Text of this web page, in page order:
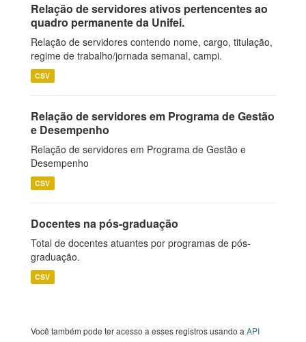
Relação de servidores ativos pertencentes ao
quadro permanente da Unifei.
Relação de servidores contendo nome, cargo, titulação,
regime de trabalho/jornada semanal, campi.
CSV
Relação de servidores em Programa de Gestão
e Desempenho
Relação de servidores em Programa de Gestão e
Desempenho
CSV
Docentes na pós-graduação
Total de docentes atuantes por programas de pós-
graduação.
CSV
Você também pode ter acesso a esses registros usando a API